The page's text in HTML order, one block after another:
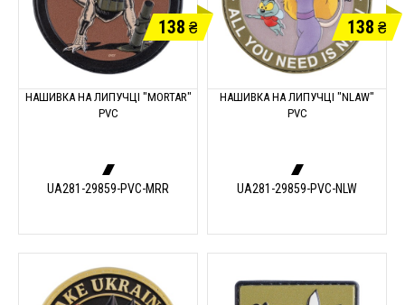
138 ₴
НАШИВКА НА ЛИПУЧЦІ "MORTAR"
PVC
UA281-29859-PVC-MRR
138 ₴
НАШИВКА НА ЛИПУЧЦІ "NLAW"
PVC
UA281-29859-PVC-NLW